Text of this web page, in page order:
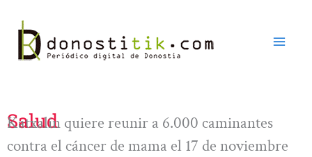
contenido
Salud
Katxalin quiere reunir a 6.000 caminantes
contra el cáncer de mama el 17 de noviembre